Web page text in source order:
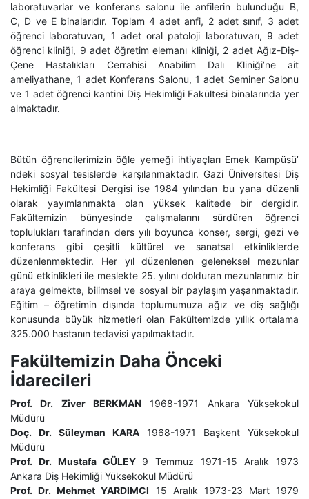
laboratuvarlar ve konferans salonu ile anfilerin bulunduğu B,
C, D ve E binalarıdır. Toplam 4 adet anfi, 2 adet sınıf, 3 adet
öğrenci laboratuvarı, 1 adet oral patoloji laboratuvarı, 9 adet
öğrenci kliniği, 9 adet öğretim elemanı kliniği, 2 adet Ağız-Diş-
Çene Hastalıkları Cerrahisi Anabilim Dalı Kliniği’ne ait
ameliyathane, 1 adet Konferans Salonu, 1 adet Seminer Salonu
ve 1 adet öğrenci kantini Diş Hekimliği Fakültesi binalarında yer
almaktadır.
Bütün öğrencilerimizin öğle yemeği ihtiyaçları Emek Kampüsü’
ndeki sosyal tesislerde karşılanmaktadır. Gazi Üniversitesi Diş
Hekimliği Fakültesi Dergisi ise 1984 yılından bu yana düzenli
olarak yayımlanmakta olan yüksek kalitede bir dergidir.
Fakültemizin bünyesinde çalışmalarını sürdüren öğrenci
toplulukları tarafından ders yılı boyunca konser, sergi, gezi ve
konferans gibi çeşitli kültürel ve sanatsal etkinliklerde
düzenlenmektedir. Her yıl düzenlenen geleneksel mezunlar
günü etkinlikleri ile meslekte 25. yılını dolduran mezunlarımız bir
araya gelmekte, bilimsel ve sosyal bir paylaşım yaşanmaktadır.
Eğitim – öğretimin dışında toplumumuza ağız ve diş sağlığı
konusunda büyük hizmetleri olan Fakültemizde yıllık ortalama
325.000 hastanın tedavisi yapılmaktadır.
Fakültemizin Daha Önceki
İdarecileri
Prof. Dr. Ziver BERKMAN 1968-1971 Ankara Yüksekokul
Müdürü
Doç. Dr. Süleyman KARA 1968-1971 Başkent Yüksekokul
Müdürü
Prof. Dr. Mustafa GÜLEY 9 Temmuz 1971-15 Aralık 1973
Ankara Diş Hekimliği Yüksekokul Müdürü
Prof. Dr. Mehmet YARDIMCI 15 Aralık 1973-23 Mart 1979